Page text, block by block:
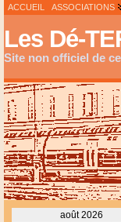
ACCUEIL ASSOCIATIONS
Les Dé-
Site non officiel de
août 2026